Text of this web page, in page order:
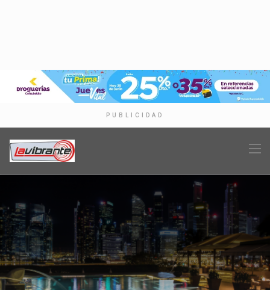
PUBLICIDAD